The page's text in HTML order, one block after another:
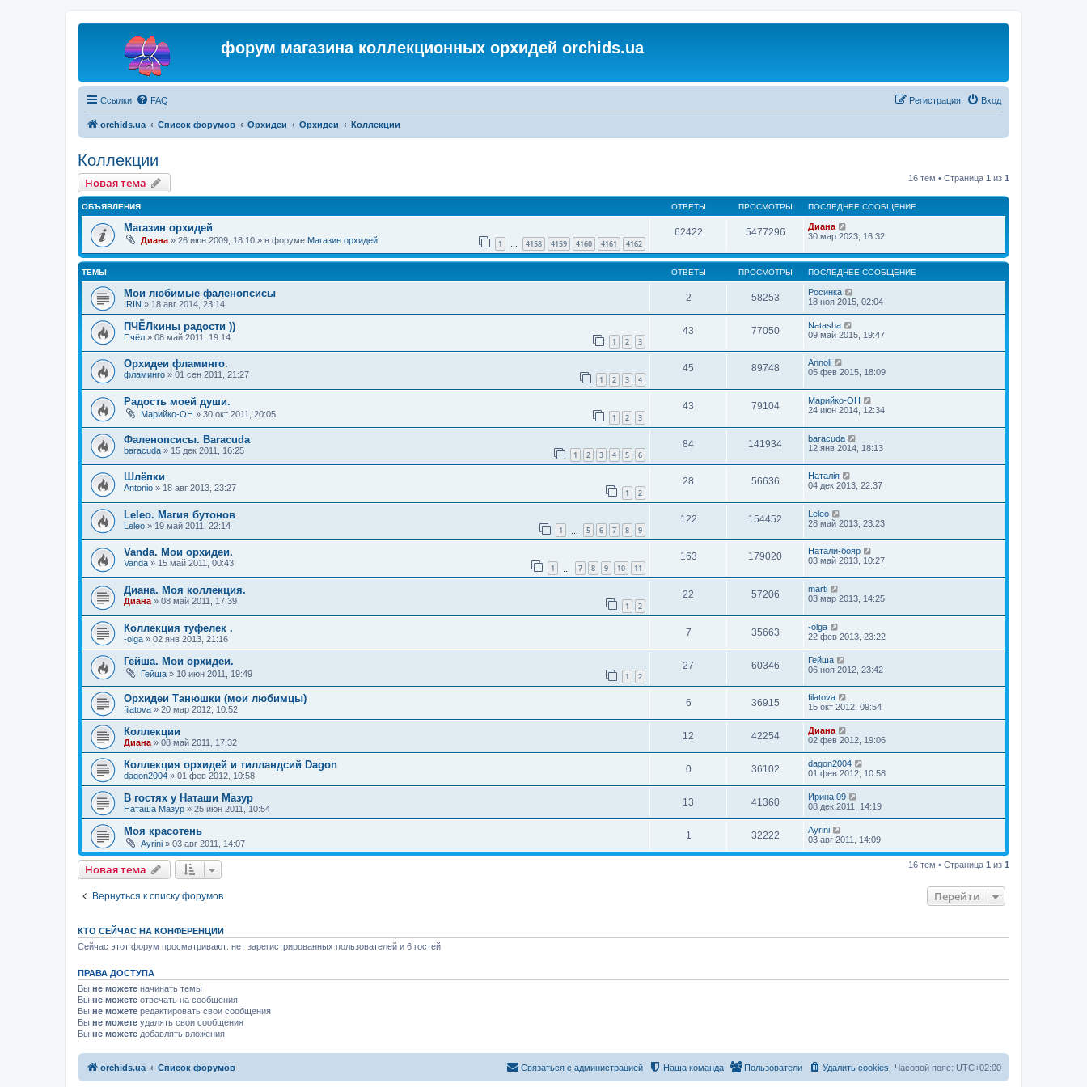
форум магазина коллекционных орхидей orchids.ua
Ссылки FAQ Вход
Регистрация
orchids.ua Список форумов Орхидеи Орхидеи Коллекции
Коллекции
Новая тема 16 тем • Страница 1 из 1
ОБЪЯВЛЕНИЯ ОТВЕТЫ ПРОСМОТРЫ ПОСЛЕДНЕЕ СООБЩЕНИЕ
Магазин орхидей
Диана » 26 июн 2009, 18:10 » в форуме Магазин орхидей 1 … 4158 4159 4160 4161 4162
62422 5477296
Диана
30 мар 2023, 16:32
ТЕМЫ ОТВЕТЫ ПРОСМОТРЫ ПОСЛЕДНЕЕ СООБЩЕНИЕ
Мои любимые фаленопсисы
IRIN » 18 авг 2014, 23:14
2 58253
Росинка
18 ноя 2015, 02:04
ПЧЁЛкины радости ))
Пчёл » 08 май 2011, 19:14 1 2 3
43 77050
Natasha
09 май 2015, 19:47
Орхидеи фламинго.
фламинго » 01 сен 2011, 21:27 1 2 3 4
45 89748
Annoli
05 фев 2015, 18:09
Радость моей души.
Марийко-ОН » 30 окт 2011, 20:05 1 2 3
43 79104
Марийко-ОН
24 июн 2014, 12:34
Фаленопсисы. Baracuda
baracuda » 15 дек 2011, 16:25 1 2 3 4 5 6
84 141934
baracuda
12 янв 2014, 18:13
Шлёпки
Antonio » 18 авг 2013, 23:27 1 2
28 56636
Наталія
04 дек 2013, 22:37
Leleo. Магия бутонов
Leleo » 19 май 2011, 22:14 1 5 6 7 8 9
122 154452
Leleo
28 май 2013, 23:23
Vanda. Мои орхидеи.
Vanda » 15 май 2011, 00:43 1 7 8 9 10 11
163 179020
Натали-бояр
03 май 2013, 10:27
Диана. Моя коллекция.
Диана » 08 май 2011, 17:39 1 2
22 57206
marti
03 мар 2013, 14:25
Коллекция туфелек .
-olga » 02 янв 2013, 21:16
7 35663
-olga
22 фев 2013, 23:22
Гейша. Мои орхидеи.
Гейша » 10 июн 2011, 19:49 1 2
27 60346
Гейша
06 ноя 2012, 23:42
Орхидеи Танюшки (мои любимцы)
filatova » 20 мар 2012, 10:52
6 36915
filatova
15 окт 2012, 09:54
Коллекции
Диана» 08 май 2011, 17:32
12 42254
Диана
02 фев 2012, 19:06
Коллекция орхидей и тилландсий Dagon
dagon2004 » 01 фев 2012, 10:58
0 36102
dagon2004
01 фев 2012, 10:58
В гостях у Наташи Мазур
Наташа Мазур » 25 июн 2011, 10:54
13 41360
Ирина 09
08 дек 2011, 14:19
Моя красотень
Ayrini » 03 авг 2011, 14:07
1 32222
Ayrini
03 авг 2011, 14:09
Новая тема 16 тем • Страница 1 из 1
Вернуться к списку форумов Перейти
КТО СЕЙЧАС НА КОНФЕРЕНЦИИ
Сейчас этот форум просматривают: нет зарегистрированных пользователей и 6 гостей
ПРАВА ДОСТУПА
Вы не можете начинать темы
Вы не можете отвечать на сообщения
Вы не можете редактировать свои сообщения
Вы не можете удалять свои сообщения
Вы не можете добавлять вложения
orchids.ua Список форумов Часовой пояс: UTC+02:00
Удалить cookies
Пользователи
Наша команда
Связаться с администрацией